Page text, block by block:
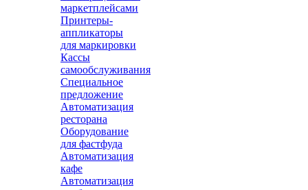
маркетплейсами
Принтеры-
аппликаторы
для маркировки
Кассы
самообслуживания
Специальное
предложение
Автоматизация
ресторана
Оборудование
для фастфуда
Автоматизация
кафе
Автоматизация